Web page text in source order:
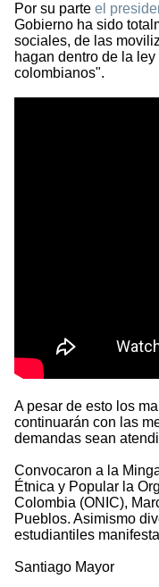
Por su parte el
Gobierno ha sido
sociales, de las
hagan dentro de la
colombianos".
A pesar de esto los
continuarán con las
demandas sean
Convocaron a la
Étnica y Popular la
Colombia (ONIC),
Pueblos. Asimismo
estudiantiles
Santiago Mayor